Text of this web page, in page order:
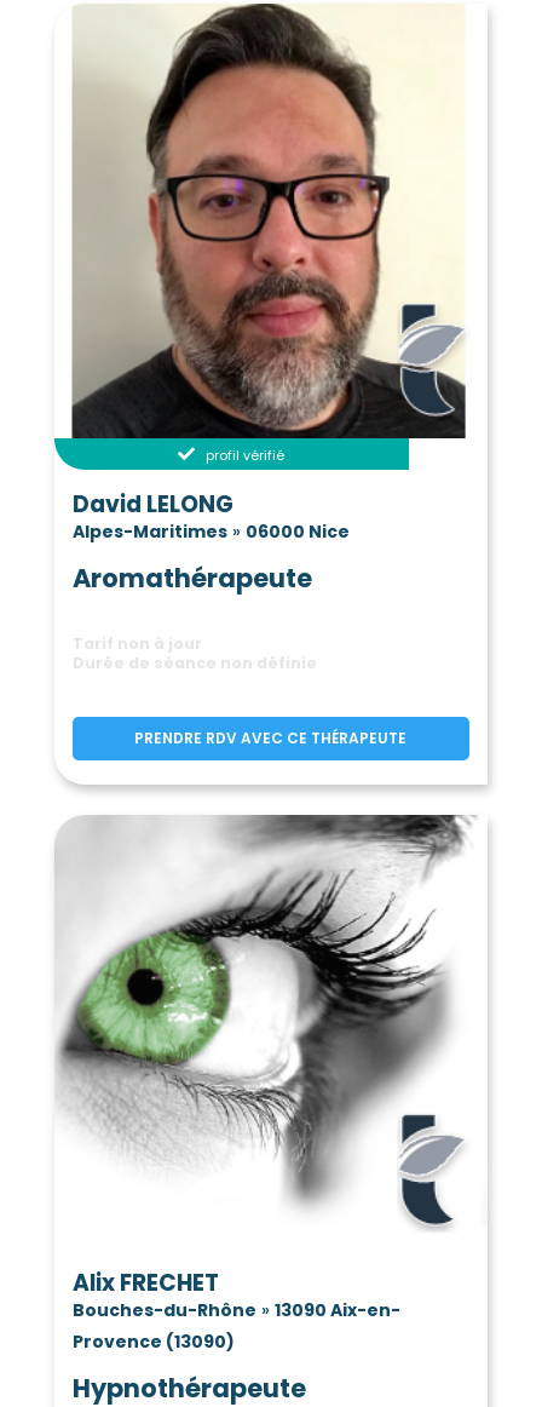
(83550) Villecroze
Vinon-sur-Verdon (83560)
Vins-sur-Caramy(83170)
profil vérifié
David LELONG
Alpes-Maritimes» 06000 Nice
Aromathérapeute
Tarif non à jour
Durée de séance non définie
PRENDRE RDV AVEC CE THÉRAPEUTE
Alix FRECHET
Bouches-du-Rhône » 13090 Aix-en-
Provence (13090)
Hypnothérapeute